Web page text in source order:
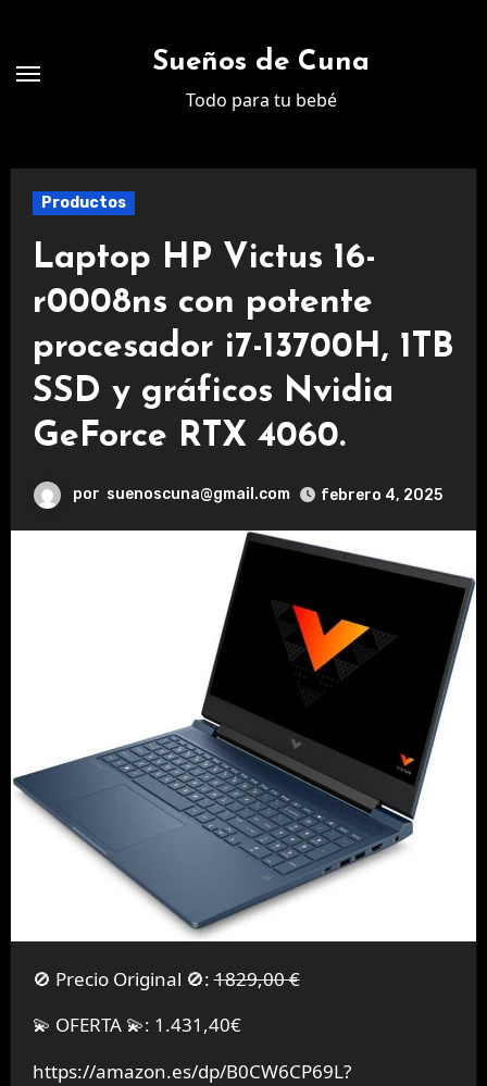
contenido
Sueños de Cuna
Todo para tu bebé
Productos
Laptop HP Victus 16-
r0008ns con potente
procesador i7-13700H, 1TB
SSD y gráficos Nvidia
GeForce RTX 4060.
por suenoscuna@gmail.com febrero 4, 2025
🚫 Precio Original 🚫:1829,00 €
💫 OFERTA 💫: 1.431,40€
https://amazon.es/dp/B0CW6CP69L?